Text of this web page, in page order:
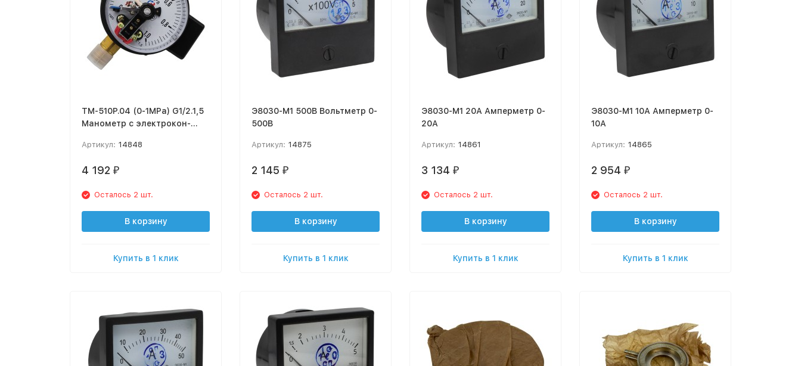
ТМ-510Р.04 (0-1MPa) G1/2.1,5
Манометр с элек­тро­кон­
Артикул: 14848
4 192 ₽
Осталось 2 шт.
В корзину
Купить в 1 клик
Э8030-М1 500В Вольтметр 0-
500В
Артикул: 14875
2 145 ₽
Осталось 2 шт.
В корзину
Купить в 1 клик
Э8030-М1 20А Амперметр 0-
20А
Артикул: 14861
3 134 ₽
Осталось 2 шт.
В корзину
Купить в 1 клик
Э8030-М1 10А Амперметр 0-
10А
Артикул: 14865
2 954 ₽
Осталось 2 шт.
В корзину
Купить в 1 клик